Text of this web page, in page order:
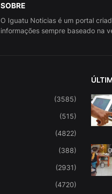
SOBRE
O Iguatu Noticias é um portal
informações sempre baseado na
(3585)
(515)
(4822)
(388)
(2931)
(4720)